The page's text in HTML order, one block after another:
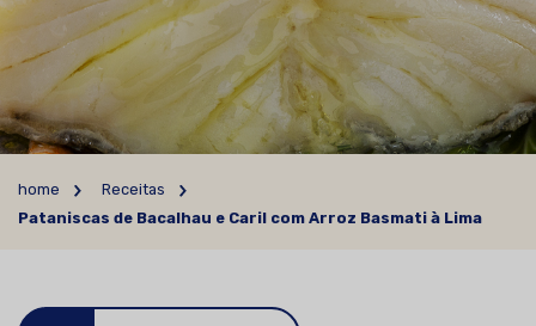
home
Receitas
Pataniscas de Bacalhau e Caril com Arroz Basmati à Lima